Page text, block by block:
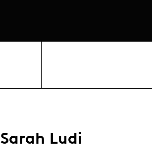
Sarah Ludi